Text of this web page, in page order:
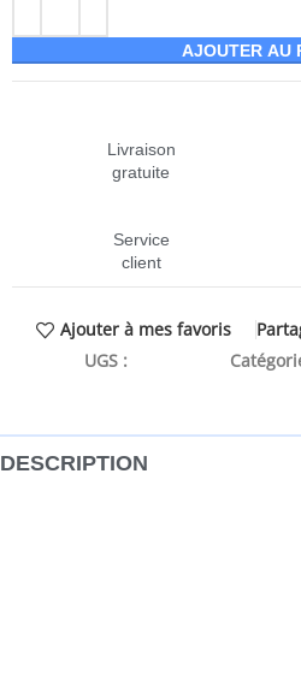
AJOUTER AU
Livraison
gratuite
Service
client
Ajouter à mes favoris
UGS :
DESCRIPTION